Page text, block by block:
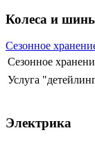
Колеса и
Сезонное
Сезонное
Услуга
Электрика